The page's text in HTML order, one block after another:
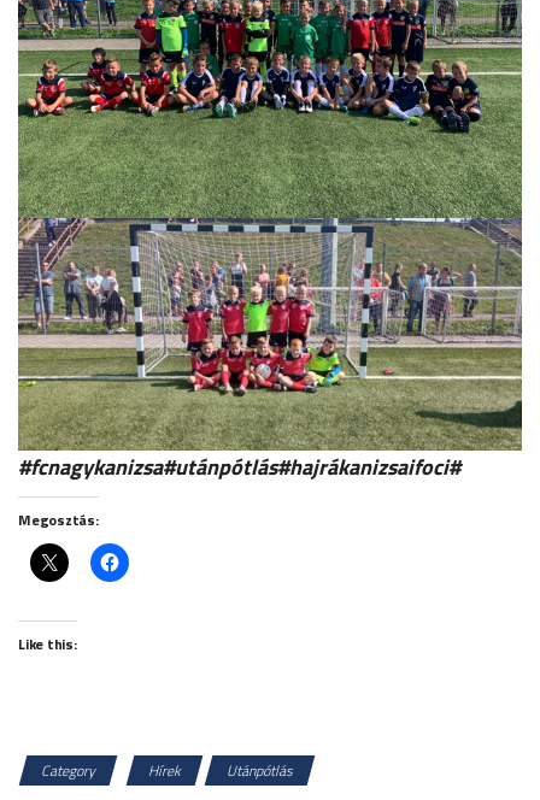
#fcnagykanizsa#utánpótlás#hajrákanizsaifoci#
Megosztás:
Like this:
Category Hírek Utánpótlás